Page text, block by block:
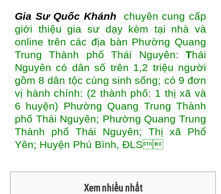
Gia Sư Quốc Khánh chuyên cung cấp
giới thiệu gia sư dạy kèm tại nhà và
online trên các địa bàn Phường Quang
Trung Thành phố Thái Nguyên: Thái
Nguyên có dân số trên 1,2 triệu người
gồm 8 dân tộc cùng sinh sống; có 9 đơn
vị hành chính: (2 thành phố: 1 thị xã và
6 huyện) Phường Quang Trung Thành
phố Thái Nguyên; Phường Quang Trung
Thành phố Thái Nguyên; Thị xã Phổ
Yên; Huyện Phú Bình, ĐLS
Xem nhiều nhất